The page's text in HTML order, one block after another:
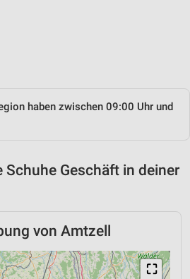
haben zwischen 09:00 Uhr und
Schuhe Geschäft in deiner
von Amtzell
⛶